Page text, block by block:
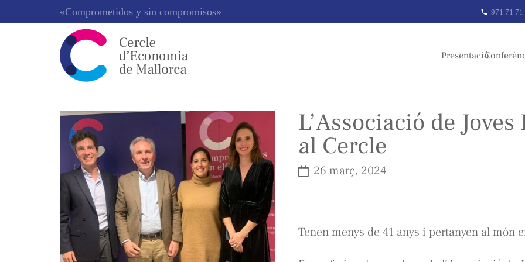
«Comprometidos y sin compromisos» phone 971 71 71
Presentació
L’Associació de
al Cercle
26 març, 2024
Tenen menys de 41 anys i pertanyen al món